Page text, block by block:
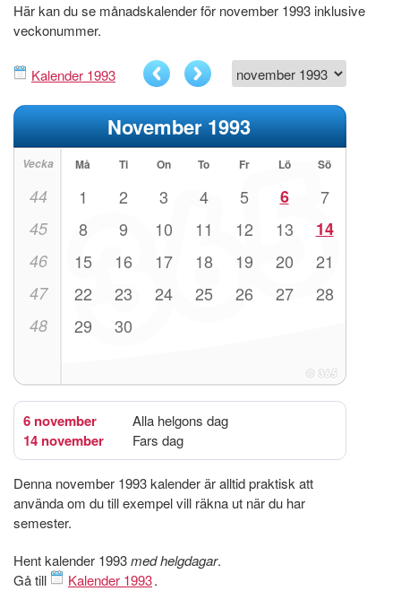
Här kan du se månadskalender för november 1993 inklusive
veckonummer.
Kalender 1993
November 1993
Vecka Må Ti On To Fr Lö Sö
44 1 2 3 4 5 6 7
45 8 9 10 11 12 13 14
46 15 16 17 18 19 20 21
47 22 23 24 25 26 27 28
48 29 30
6 november Alla helgons dag
14 november Fars dag
Denna november 1993 kalender är alltid praktisk att
använda om du till exempel vill räkna ut när du har
semester.
Hent kalender 1993med helgdagar.
Gå till
Kalender 1993.